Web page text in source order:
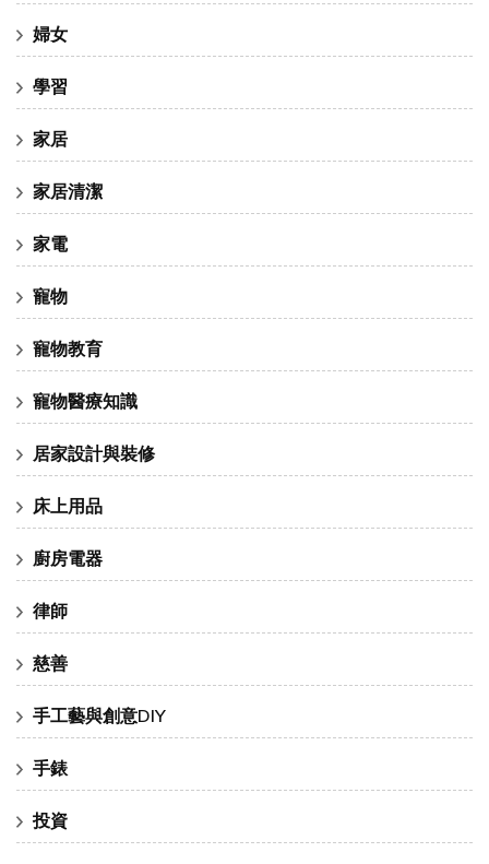
婦女
學習
家居
家居清潔
家電
寵物
寵物教育
寵物醫療知識
居家設計與裝修
床上用品
廚房電器
律師
慈善
手工藝與創意DIY
手錶
投資